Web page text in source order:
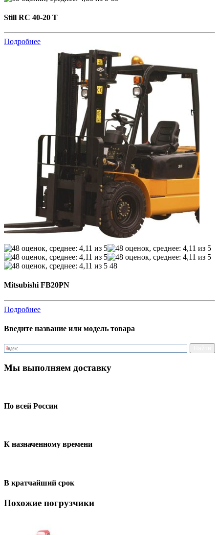
Still RC 40-20 T
Подробнее
48
Mitsubishi FB20PN
Подробнее
Введите название или модель товара
Мы выполняем доставку
По всей России
К назначенному времени
В кратчайший срок
Похожие погрузчики